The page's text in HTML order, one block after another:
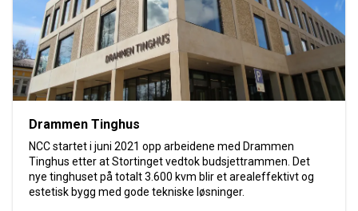
Drammen Tinghus
NCC startet i juni 2021 opp arbeidene med Drammen
Tinghus etter at Stortinget vedtok budsjettrammen. Det
nye tinghuset på totalt 3.600 kvm blir et arealeffektivt og
estetisk bygg med gode tekniske løsninger.